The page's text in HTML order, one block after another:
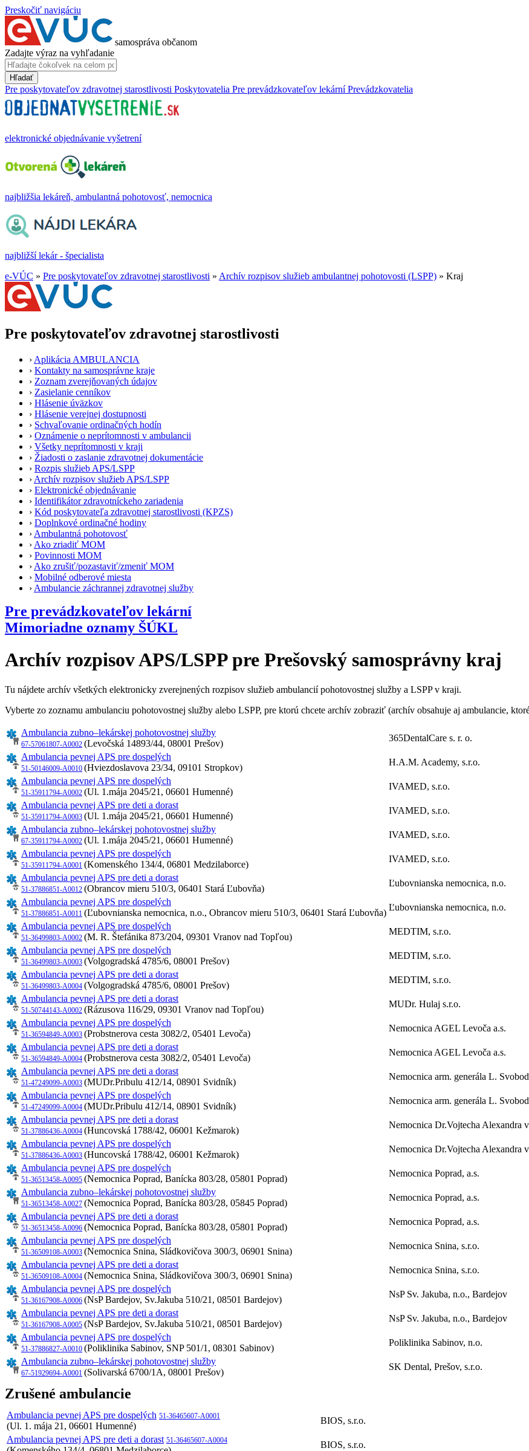
Preskočiť navigáciu
samospráva občanom
Zadajte výraz na vyhľadanie
Hľadať
Pre poskytovateľov zdravotnej starostlivosti Poskytovatelia Pre prevádzkovateľov lekární Prevádzkovatelia
elektronické objednávanie vyšetrení
najbližšia lekáreň, ambulantná pohotovosť, nemocnica
najbližší lekár - špecialista
e-VÚC » Pre poskytovateľov zdravotnej starostlivosti » Archív rozpisov služieb ambulantnej pohotovosti (LSPP) » Kraj
Pre poskytovateľov zdravotnej starostlivosti
› Aplikácia AMBULANCIA
› Kontakty na samosprávne kraje
› Zoznam zverejňovaných údajov
› Zasielanie cenníkov
› Hlásenie úväzkov
› Hlásenie verejnej dostupnosti
› Schvaľovanie ordinačných hodín
› Oznámenie o neprítomnosti v ambulancii
› Všetky neprítomnosti v kraji
› Žiadosti o zaslanie zdravotnej dokumentácie
› Rozpis služieb APS/LSPP
› Archív rozpisov služieb APS/LSPP
› Elektronické objednávanie
› Identifikátor zdravotníckeho zariadenia
› Kód poskytovateľa zdravotnej starostlivosti (KPZS)
› Doplnkové ordinačné hodiny
› Ambulantná pohotovosť
› Ako zriadiť MOM
› Povinnosti MOM
› Ako zrušiť/pozastaviť/zmeniť MOM
› Mobilné odberové miesta
› Ambulancie záchrannej zdravotnej služby
Pre prevádzkovateľov lekární
Mimoriadne oznamy ŠÚKL
Archív rozpisov APS/LSPP pre Prešovský samosprávny kraj
Tu nájdete archív všetkých elektronicky zverejnených rozpisov služieb ambulancií pohotovostnej služby a LSPP v kraji.
Vyberte zo zoznamu ambulanciu pohotovostnej služby alebo LSPP, pre ktorú chcete archív zobraziť (archív obsahuje aj ambulancie,
Ambulancia zubno–lekárskej pohotovostnej služby
67-57061807-A0002 (Levočská 14893/44, 08001 Prešov)
365DentalCare s. r. o.
Ambulancia pevnej APS pre dospelých
51-50146009-A0010 (Hviezdoslavova 23/34, 09101 Stropkov)
H.A.M. Academy, s.r.o.
Ambulancia pevnej APS pre dospelých
51-35911794-A0002 (Ul. 1.mája 2045/21, 06601 Humenné)
IVAMED, s.r.o.
Ambulancia pevnej APS pre deti a dorast
51-35911794-A0003 (Ul. 1.mája 2045/21, 06601 Humenné)
IVAMED, s.r.o.
Ambulancia zubno–lekárskej pohotovostnej služby
67-35911794-A0002 (Ul. 1.mája 2045/21, 06601 Humenné)
IVAMED, s.r.o.
Ambulancia pevnej APS pre dospelých
51-35911794-A0001 (Komenského 134/4, 06801 Medzilaborce)
IVAMED, s.r.o.
Ambulancia pevnej APS pre deti a dorast
51-37886851-A0012 (Obrancov mieru 510/3, 06401 Stará Ľubovňa)
Ľubovnianska nemocnica, n.o.
Ambulancia pevnej APS pre dospelých
51-37886851-A0011 (Ľubovnianska nemocnica, n.o., Obrancov mieru 510/3, 06401 Stará Ľubovňa)
Ľubovnianska nemocnica, n.o.
Ambulancia pevnej APS pre dospelých
51-36499803-A0002 (M. R. Štefánika 873/204, 09301 Vranov nad Topľou)
MEDTIM, s.r.o.
Ambulancia pevnej APS pre dospelých
51-36499803-A0003 (Volgogradská 4785/6, 08001 Prešov)
MEDTIM, s.r.o.
Ambulancia pevnej APS pre deti a dorast
51-36499803-A0004 (Volgogradská 4785/6, 08001 Prešov)
MEDTIM, s.r.o.
Ambulancia pevnej APS pre deti a dorast
51-50744143-A0002 (Rázusova 116/29, 09301 Vranov nad Topľou)
MUDr. Hulaj s.r.o.
Ambulancia pevnej APS pre dospelých
51-36594849-A0003 (Probstnerova cesta 3082/2, 05401 Levoča)
Nemocnica AGEL Levoča a.s.
Ambulancia pevnej APS pre deti a dorast
51-36594849-A0004 (Probstnerova cesta 3082/2, 05401 Levoča)
Nemocnica AGEL Levoča a.s.
Ambulancia pevnej APS pre deti a dorast
51-47249099-A0003 (MUDr.Pribulu 412/14, 08901 Svidník)
Nemocnica arm. generála L.
Ambulancia pevnej APS pre dospelých
51-47249099-A0004 (MUDr.Pribulu 412/14, 08901 Svidník)
Nemocnica arm. generála L.
Ambulancia pevnej APS pre deti a dorast
51-37886436-A0004 (Huncovská 1788/42, 06001 Kežmarok)
Nemocnica Dr.Vojtecha Alexandra
Ambulancia pevnej APS pre dospelých
51-37886436-A0003 (Huncovská 1788/42, 06001 Kežmarok)
Nemocnica Dr.Vojtecha Alexandra
Ambulancia pevnej APS pre dospelých
51-36513458-A0095 (Nemocnica Poprad, Banícka 803/28, 05801 Poprad)
Nemocnica Poprad, a.s.
Ambulancia zubno–lekárskej pohotovostnej služby
51-36513458-A0027 (Nemocnica Poprad, Banícka 803/28, 05845 Poprad)
Nemocnica Poprad, a.s.
Ambulancia pevnej APS pre deti a dorast
51-36513458-A0096 (Nemocnica Poprad, Banícka 803/28, 05801 Poprad)
Nemocnica Poprad, a.s.
Ambulancia pevnej APS pre dospelých
51-36509108-A0003 (Nemocnica Snina, Sládkovičova 300/3, 06901 Snina)
Nemocnica Snina, s.r.o.
Ambulancia pevnej APS pre deti a dorast
51-36509108-A0004 (Nemocnica Snina, Sládkovičova 300/3, 06901 Snina)
Nemocnica Snina, s.r.o.
Ambulancia pevnej APS pre dospelých
51-36167908-A0006 (NsP Bardejov, Sv.Jakuba 510/21, 08501 Bardejov)
NsP Sv. Jakuba, n.o., Bardejov
Ambulancia pevnej APS pre deti a dorast
51-36167908-A0005 (NsP Bardejov, Sv.Jakuba 510/21, 08501 Bardejov)
NsP Sv. Jakuba, n.o., Bardejov
Ambulancia pevnej APS pre dospelých
51-37886827-A0010 (Poliklinika Sabinov, SNP 501/1, 08301 Sabinov)
Poliklinika Sabinov, n.o.
Ambulancia zubno–lekárskej pohotovostnej služby
67-51929694-A0001 (Solivarská 6700/1A, 08001 Prešov)
SK Dental, Prešov, s.r.o.
Zrušené ambulancie
Ambulancia pevnej APS pre dospelých 51-36465607-A0001
(Ul. 1. mája 21, 06601 Humenné)
BIOS, s.r.o.
Ambulancia pevnej APS pre deti a dorast 51-36465607-A0004
BIOS, s.r.o.